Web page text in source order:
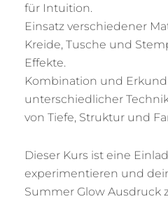
für Intuition.
Einsatz verschiedener
Kreide, Tusche und
Effekte.
Kombination und
unterschiedlicher
von Tiefe, Struktur und
Dieser Kurs ist eine
experimentieren und
Summer Glow Ausdruck